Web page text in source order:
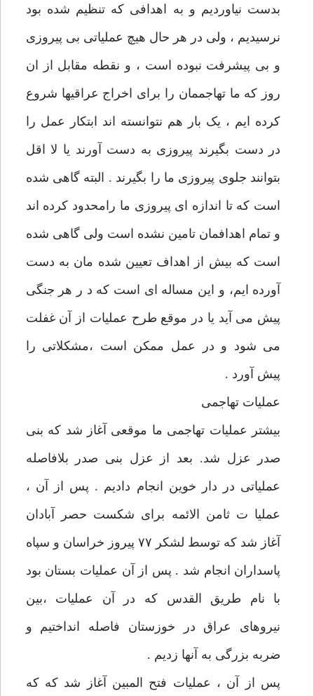
بدست نیاوردیم و به اهدافی که تنظیم شده بود
نرسیدیم ، ولی در هر حال هیچ عملیاتی بی پیروزی
و بی پیشرفت نبوده است ، و نقطه مقابل از ان
روز که ما تهاجممان را برای اخراج عراقیها شروع
کرده ایم ، یک بار هم نتوانسته اند ابتکار عمل را
در دست بگیرند پیروزی به دست آورند یا لا اقل
بتوانند جلوی پیروزی ما را بگیرند . البته گاهی شده
است که تا اندازه ای پیروزی ما رامحدود کرده اند
و تمام اهدافمان تامین نشده است ولی گاهی شده
است که بیش از اهداف تعیین شده مان به دست
آورده ایم، و این مساله ای است که د ر هر جنگی
پیش می آید یا در موقع طرح عملیات از آن غفلت
می شود و در عمل ممکن است ،مشکلاتی را
پیش آورد .
عملیات تهاجمی
بیشتر عملیات تهاجمی ما موقعی آغاز شد که بنی
صدر عزل شد. بعد از عزل بنی صدر بلافاصله
عملیاتی در دار خوین انجام دادیم . پس از آن ،
عملیا ت ثامن الائمه برای شکست حصر آبادان
آغاز شد که توسط لشکر ۷۷ پیروز خراسان و سپاه
پاسداران انجام شد . پس از آن عملیات بستان بود
با نام طریق القدس که در آن عملیات ،‌بین
نیروهای عراق در خوزستان فاصله انداختیم و
ضربه بزرگی به آنها زدیم .
پس از آن ، عملیات فتح المبین آغاز شد که که